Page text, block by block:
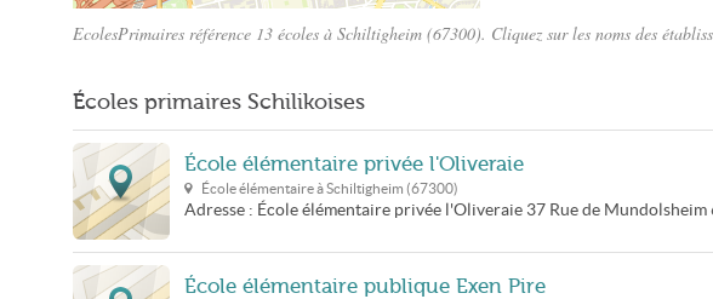
EcolesPrimaires référence 13 écoles à Schiltigheim (67300). Cliquez sur les noms des
Écoles primaires Schilikoises
École élémentaire privée l'Oliveraie
École élémentaire àSchiltigheim (67300)
Adresse : École élémentaire privée l'Oliveraie 37 Rue de Mundolsheim
École élémentaire publique Exen Pire